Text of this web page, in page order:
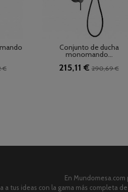
€
Conjunto de ducha
monomando...
215,11 € 290,69 €
En
a tus ideas con la gama más completa